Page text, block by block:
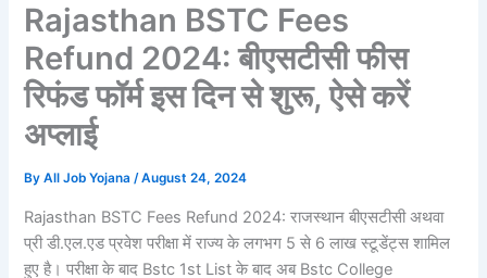
Rajasthan BSTC Fees
Refund 2024: बीएसटीसी फीस
रिफंड फॉर्म इस दिन से शुरू, ऐसे करें
अप्लाई
ByAll Job Yojana/August 24, 2024
Rajasthan BSTC Fees Refund 2024: राजस्थान बीएसटीसी अथवा
प्री डी.एल.एड प्रवेश परीक्षा में राज्य के लगभग 5 से 6 लाख स्टूडेंट्स शामिल
हुए है। परीक्षा के बाद Bstc 1st List के बाद अब Bstc College